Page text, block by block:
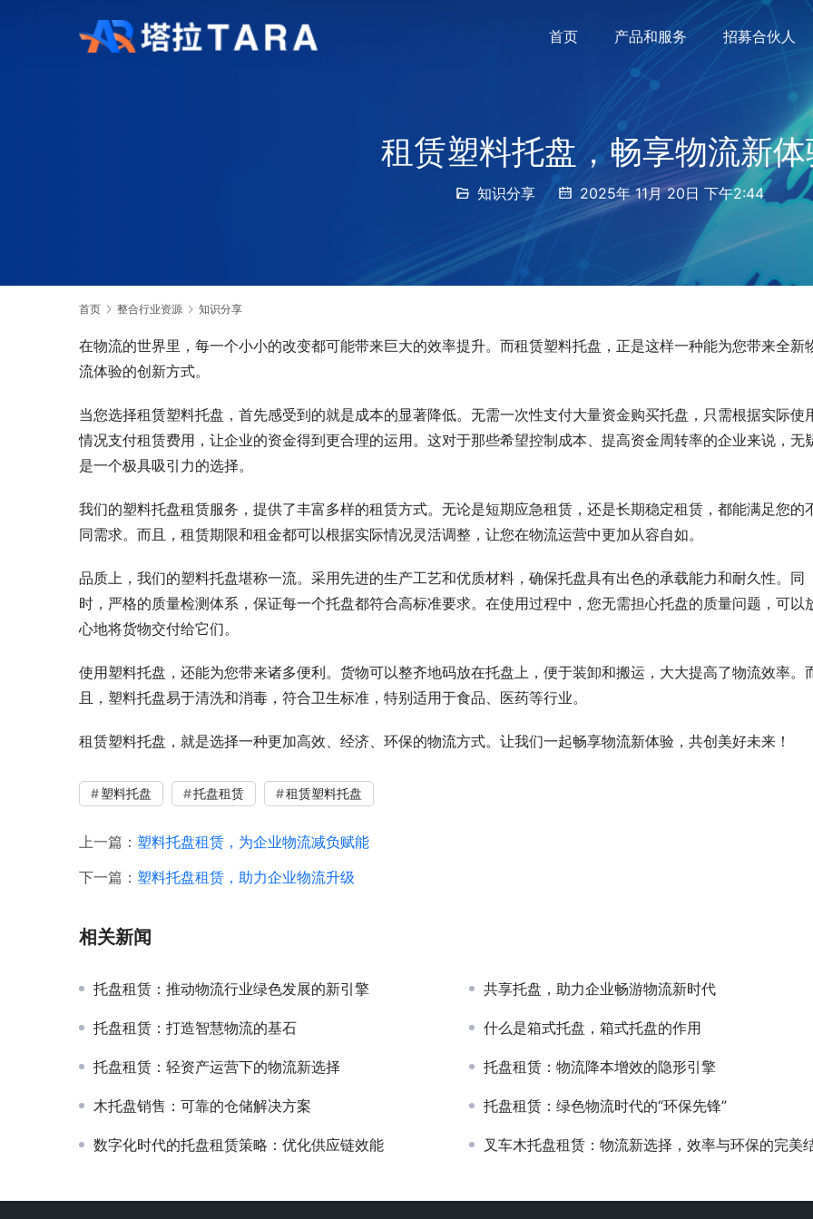
首页 产品和服务 招募合伙人
租赁塑料托盘，畅享物流新
知识分享 2025年 11月 20日 下午2:44
首页 整合行业资源 知识分享
在物流的世界里，每一个小小的改变都可能带来巨大的效率提升。而租赁塑料托盘，正是这样一种能为您带来全新
流体验的创新方式。
当您选择租赁塑料托盘，首先感受到的就是成本的显著降低。无需一次性支付大量资金购买托盘，只需根据实际使
情况支付租赁费用，让企业的资金得到更合理的运用。这对于那些希望控制成本、提高资金周转率的企业来说，无
是一个极具吸引力的选择。
我们的塑料托盘租赁服务，提供了丰富多样的租赁方式。无论是短期应急租赁，还是长期稳定租赁，都能满足您的
同需求。而且，租赁期限和租金都可以根据实际情况灵活调整，让您在物流运营中更加从容自如。
品质上，我们的塑料托盘堪称一流。采用先进的生产工艺和优质材料，确保托盘具有出色的承载能力和耐久性。同
时，严格的质量检测体系，保证每一个托盘都符合高标准要求。在使用过程中，您无需担心托盘的质量问题，可以
心地将货物交付给它们。
使用塑料托盘，还能为您带来诸多便利。货物可以整齐地码放在托盘上，便于装卸和搬运，大大提高了物流效率。
且，塑料托盘易于清洗和消毒，符合卫生标准，特别适用于食品、医药等行业。
租赁塑料托盘，就是选择一种更加高效、经济、环保的物流方式。让我们一起畅享物流新体验，共创美好未来！
塑料托盘 托盘租赁 租赁塑料托盘
上一篇： 塑料托盘租赁，为企业物流减负赋能
下一篇： 塑料托盘租赁，助力企业物流升级
相关新闻
托盘租赁：推动物流行业绿色发展的新引擎 共享托盘，助力企业畅游物流新时代
托盘租赁：打造智慧物流的基石 什么是箱式托盘，箱式托盘的作用
托盘租赁：轻资产运营下的物流新选择 托盘租赁：物流降本增效的隐形引擎
木托盘销售：可靠的仓储解决方案 托盘租赁：绿色物流时代的“环保先锋”
数字化时代的托盘租赁策略：优化供应链效能 叉车木托盘租赁：物流新选择，效率与环保的完美